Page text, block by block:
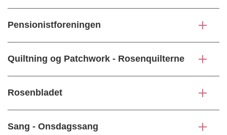
Pensionistforeningen
Quiltning og Patchwork - Rosenquilterne
Rosenbladet
Sang - Onsdagssang